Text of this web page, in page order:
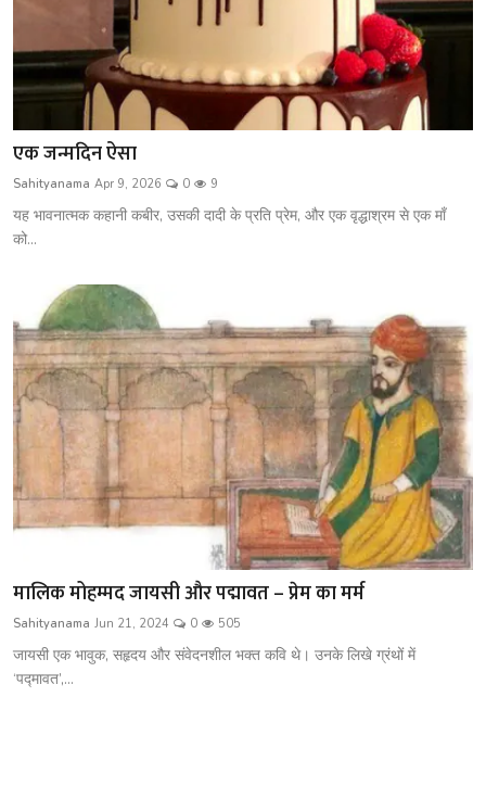
एक जन्मदिन ऐसा
Sahityanama Apr 9, 2026 0 9
यह भावनात्मक कहानी कबीर, उसकी दादी के प्रति प्रेम, और एक वृद्धाश्रम से एक माँ
को...
मालिक मोहम्मद जायसी और पद्मावत – प्रेम का मर्म
Sahityanama Jun 21, 2024 0 505
जायसी एक भावुक, सहृदय और संवेदनशील भक्त कवि थे। उनके लिखे ग्रंथों में
‘पद्मावत’,...